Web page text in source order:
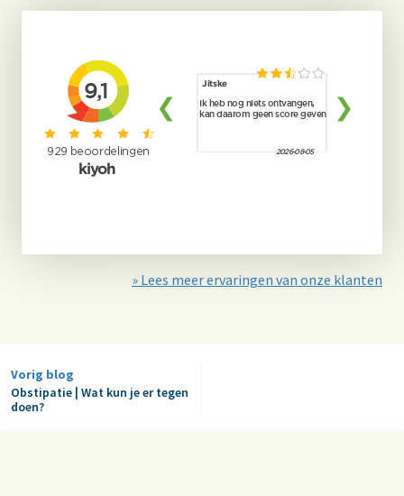
» Lees meer ervaringen van onze klanten
Vorig blog
Obstipatie | Wat kun je er tegen
doen?